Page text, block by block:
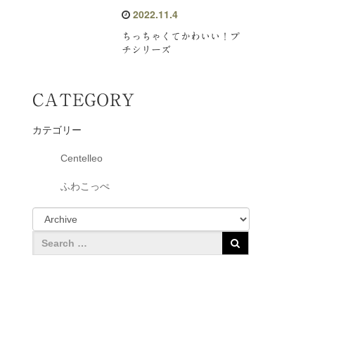
2022.11.4
ちっちゃくてかわいい！プ
チシリーズ
CATEGORY
カテゴリー
Centelleo
ふわこっぺ